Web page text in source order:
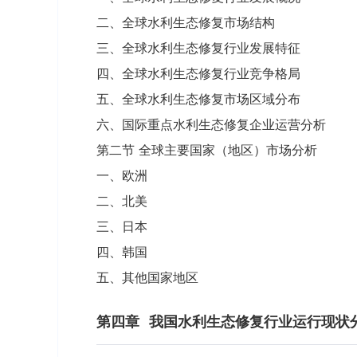
二、全球水利生态修复市场结构
三、全球水利生态修复行业发展特征
四、全球水利生态修复行业竞争格局
五、全球水利生态修复市场区域分布
六、国际重点水利生态修复企业运营分析
第二节 全球主要国家（地区）市场分析
一、欧洲
二、北美
三、日本
四、韩国
五、其他国家地区
第四章 我国水利生态修复行业运行现状